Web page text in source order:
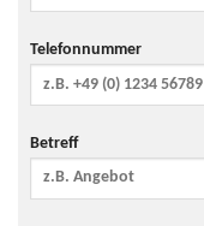
Telefonnummer
Betreff